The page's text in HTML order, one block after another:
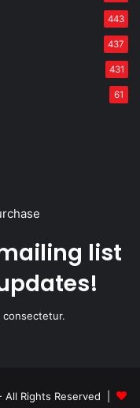
443
437
431
61
list
consectetur.
All Rights Reserved |